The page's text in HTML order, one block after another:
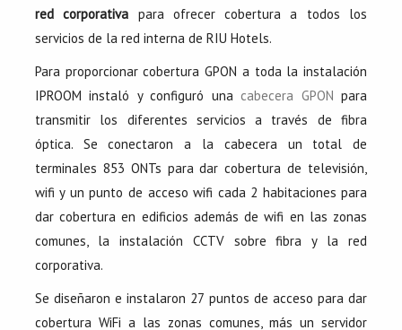
red corporativa para ofrecer cobertura a todos los
servicios de la red interna de RIU Hotels.
Para proporcionar cobertura GPON a toda la instalación
IPROOM instaló y configuró una cabecera GPON para
transmitir los diferentes servicios a través de fibra
óptica. Se conectaron a la cabecera un total de
terminales 853 ONTs para dar cobertura de televisión,
wifi y un punto de acceso wifi cada 2 habitaciones para
dar cobertura en edificios además de wifi en las zonas
comunes, la instalación CCTV sobre fibra y la red
corporativa.
Se diseñaron e instalaron 27 puntos de acceso para dar
cobertura WiFi a las zonas comunes, más un servidor